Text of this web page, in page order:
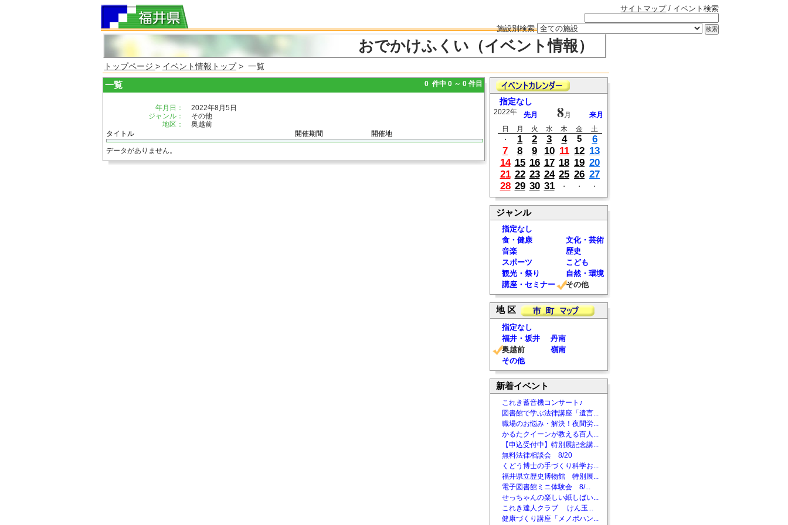
サイトマップ/ イベント検索
施設別検索
おでかけふくい（イベント情報）
トップページ > イベント情報トップ> 一覧
一覧 0 件中 0 ～ 0 件目
年月日：
2022年8月5日
ジャンル：
その他
地区：
奥越前
タイトル
開催期間 開催地
データがありません。
指定なし
2022年 先月 8 月
来月
日
月 火 水 木 金
土
・
1 2 3 4 5
6
7
8 9 10 11 12 13
14 15 16 17 18 19 20
21 22 23 24 25 26 27
28 29 30 31 ・ ・ ・
ジャンル
指定なし
食・健康
文化・芸術
音楽
歴史
スポーツ
こども
観光・祭り
自然・環境
講座・セミナー
その他
地 区
指定なし
福井・坂井
丹南
奥越前
嶺南
その他
新着イベント
これき蓄音機コンサート♪
図書館で学ぶ法律講座「遺言...
職場のお悩み・解決！夜間労...
かるたクイーンが教える百人...
【申込受付中】特別展記念講...
無料法律相談会 8/20
くどう博士の手づくり科学お...
福井県立歴史博物館 特別展...
電子図書館ミニ体験会 8/...
せっちゃんの楽しい紙しばい...
これき達人クラブ けん玉...
健康づくり講座「メノポハン...